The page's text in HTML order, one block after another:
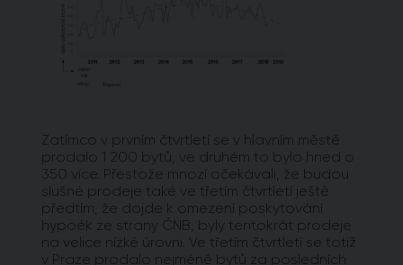
Zatímco v prvním čtvrtletí se v hlavním městě
prodalo 1 200 bytů, ve druhém to bylo hned o
350 více. Přestože mnozí očekávali, že budou
slušné prodeje také ve třetím čtvrtletí ještě
předtím, že dojde k omezení poskytování
hypoék ze strany ČNB, byly tentokrát prodeje
na velice nízké úrovni. Ve třetím čtvrtletí se totiž
v Praze prodalo nejméně bytů za posledních